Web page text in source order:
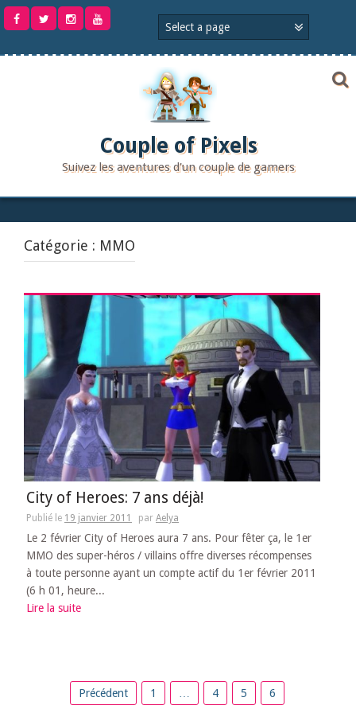
Aller
Couple of Pixels
Suivez les aventures d'un couple de gamers
Catégorie : MMO
City of Heroes: 7 ans déjà!
Publié le 19 janvier 2011 par Aelya
Le 2 février City of Heroes aura 7 ans. Pour fêter ça, le 1er
MMO des super-héros / villains offre diverses récompenses
à toute personne ayant un compte actif du 1er février 2011
(6 h 01, heure...
Lire la suite
Pagination
Précédent 1 … 4 5 6